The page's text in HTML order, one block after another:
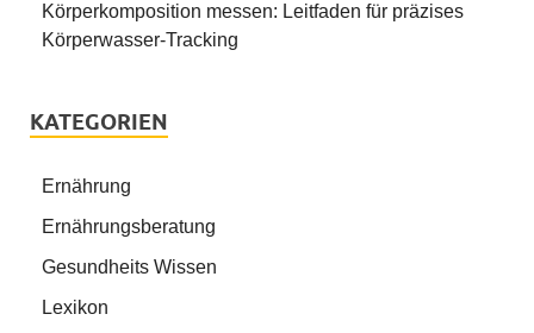
Körperkomposition messen: Leitfaden für präzises
Körperwasser-Tracking
KATEGORIEN
Ernährung
Ernährungsberatung
Gesundheits Wissen
Lexikon